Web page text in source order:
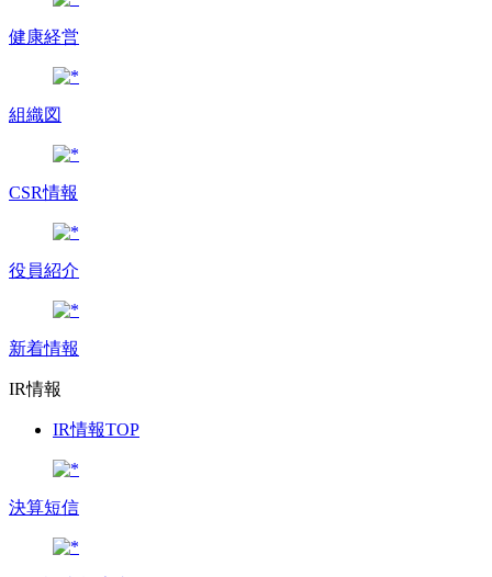
健康経営
組織図
CSR情報
役員紹介
新着情報
IR情報
IR情報TOP
決算短信